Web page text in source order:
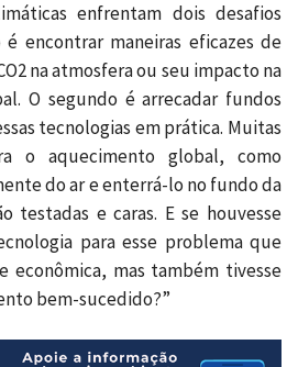
enfrentam dois desafios
encontrar maneiras eficazes de
na atmosfera ou seu impacto na
O segundo é arrecadar fundos
tecnologias em prática. Muitas
o aquecimento global, como
do ar e enterrá-lo no fundo da
testadas e caras. E se houvesse
para esse problema que
econômica, mas também tivesse
bem-sucedido?”